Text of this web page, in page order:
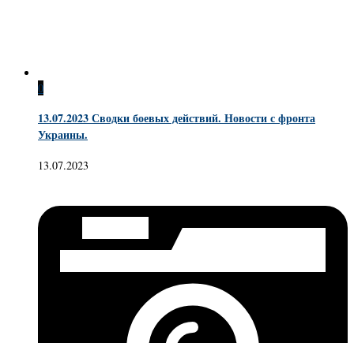
0
13.07.2023 Сводки боевых действий. Новости с фронта
Украины.
13.07.2023